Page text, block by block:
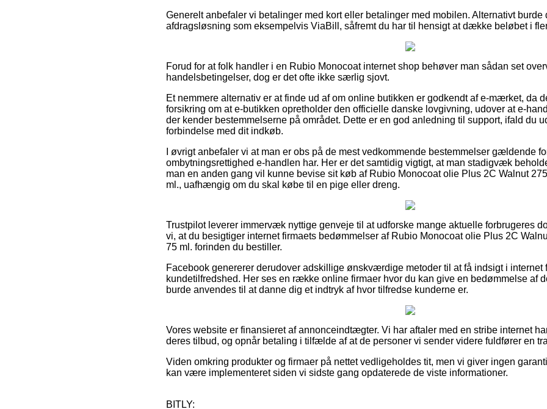
Generelt anbefaler vi betalinger med kort eller betalinger med mobilen. Alternativt burde
afdragsløsning som eksempelvis ViaBill, såfremt du har til hensigt at dække beløbet i
Forud for at folk handler i en Rubio Monocoat internet shop behøver man sådan set
handelsbetingelser, dog er det ofte ikke særlig sjovt.
Et nemmere alternativ er at finde ud af om online butikken er godkendt af e-mærket, da
forsikring om at e-butikken opretholder den officielle danske lovgivning, udover at e-
der kender bestemmelserne på området. Dette er en god anledning til support, ifald du
forbindelse med dit indkøb.
I øvrigt anbefaler vi at man er obs på de mest vedkommende bestemmelser gældende
ombytningsrettighed e-handlen har. Her er det samtidig vigtigt, at man stadigvæk
man en anden gang vil kunne bevise sit køb af Rubio Monocoat olie Plus 2C Walnut
ml., uafhængig om du skal købe til en pige eller dreng.
Trustpilot leverer immervæk nyttige genveje til at udforske mange aktuelle forbrugeres
vi, at du besigtiger internet firmaets bedømmelser af Rubio Monocoat olie Plus 2C
75 ml. forinden du bestiller.
Facebook genererer derudover adskillige ønskværdige metoder til at få indsigt i internet
kundetilfredshed. Her ses en række online firmaer hvor du kan give en bedømmelse af
burde anvendes til at danne dig et indtryk af hvor tilfredse kunderne er.
Vores website er finansieret af annonceindtægter. Vi har aftaler med en stribe internet
deres tilbud, og opnår betaling i tilfælde af at de personer vi sender videre fuldfører en
Viden omkring produkter og firmaer på nettet vedligeholdes tit, men vi giver ingen
kan være implementeret siden vi sidste gang opdaterede de viste informationer.
BITLY: